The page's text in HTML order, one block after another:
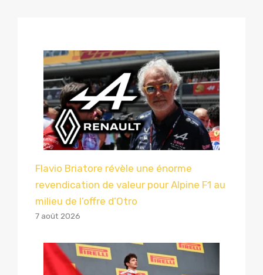
Flavio Briatore révèle une énorme
revendication de valeur pour Alpine F1 au
milieu de l’offre d’Otro
7 août 2026